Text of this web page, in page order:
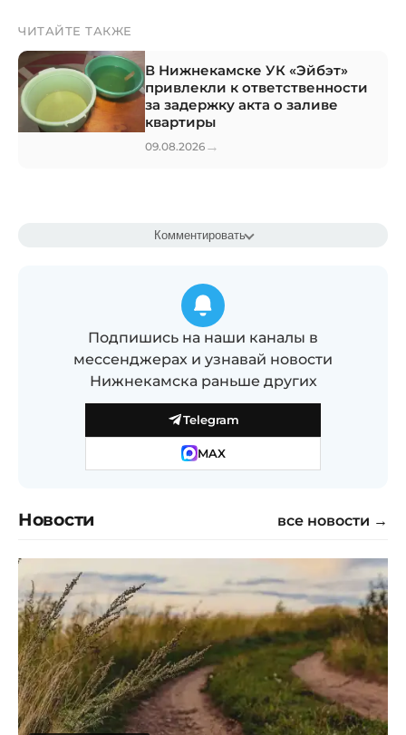
ЧИТАЙТЕ ТАКЖЕ
В Нижнекамске УК «Эйбэт»
привлекли к ответственности
за задержку акта о заливе
квартиры
09.08.2026 →
Комментировать
Подпишись на наши каналы в
мессенджерах и узнавай новости
Нижнекамска раньше других
Telegram
MAX
Новости все новости →